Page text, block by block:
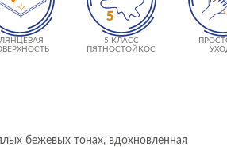
5 КЛАСС
ПЯТНОСТОЙКОСТИ
бежевых тонах, вдохновленная